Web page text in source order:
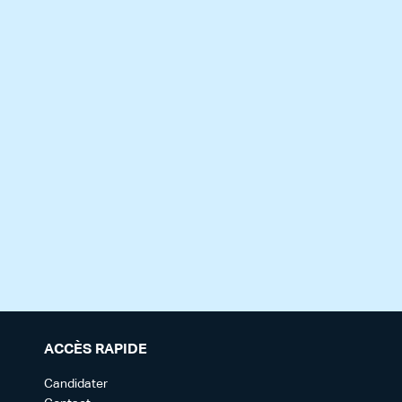
ACCÈS RAPIDE
Candidater